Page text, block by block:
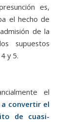
es,
el hecho de
de la
supuestos
y 5.
el
convertir el
de cuasi-